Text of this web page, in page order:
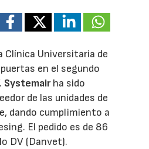
Clínica Universitaria de
en el segundo
Systemairha sido
de las unidades de
dando cumplimiento a
El pedido es de 86
DV (Danvet).